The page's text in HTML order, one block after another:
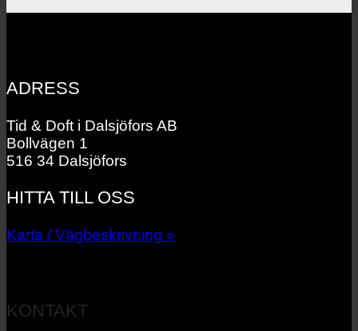
ADRESS
Tid & Doft i Dalsjöfors AB
Bollvägen 1
516 34 Dalsjöfors
HITTA TILL OSS
Karta / Vägbeskrivning »
KONTAKT